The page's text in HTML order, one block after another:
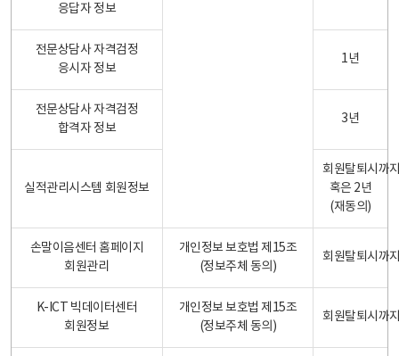
응답자 정보
전문상담사 자격검정
응시자 정보
1년
전문상담사 자격검정
합격자 정보
3년
실적관리시스템 회원정보
회원탈퇴시까
혹은 2년
(재동의)
손말이음센터 홈페이지
회원관리
개인정보 보호법 제15조
(정보주체 동의)
회원탈퇴시까
K-ICT 빅데이터센터
회원정보
개인정보 보호법 제15조
(정보주체 동의)
회원탈퇴시까